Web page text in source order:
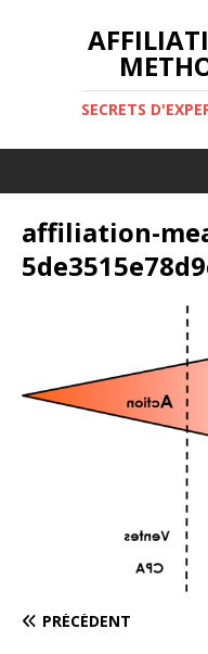
SECRETS
affiliation-
PRÉCÉDENT